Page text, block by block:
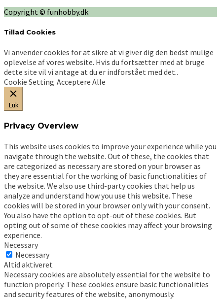
vælges
på
Copyright © funhobby.dk
Tillad Cookies
Vi anvender cookies for at sikre at vi giver dig den bedst mulige
oplevelse af vores website. Hvis du fortsætter med at bruge
dette site vil vi antage at du er indforstået med det..
Cookie Setting Acceptere Alle
Luk
Privacy Overview
This website uses cookies to improve your experience while you
navigate through the website. Out of these, the cookies that
are categorized as necessary are stored on your browser as
they are essential for the working of basic functionalities of
the website. We also use third-party cookies that help us
analyze and understand how you use this website. These
cookies will be stored in your browser only with your consent.
You also have the option to opt-out of these cookies. But
opting out of some of these cookies may affect your browsing
experience.
Necessary
Necessary
Altid aktiveret
Necessary cookies are absolutely essential for the website to
function properly. These cookies ensure basic functionalities
and security features of the website, anonymously.